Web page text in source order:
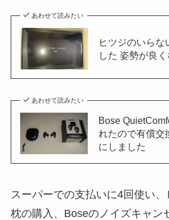
あわせて読みたい
ヒツジのいらな
した 姿勢が良
あわせて読みたい
Bose
れたので有償交
にしました
スーパーでの支払いに4回使い
枕の購入、Boseのノイズキャン